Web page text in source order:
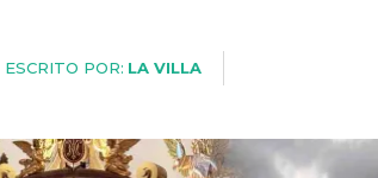
ESCRITO POR: LA VILLA